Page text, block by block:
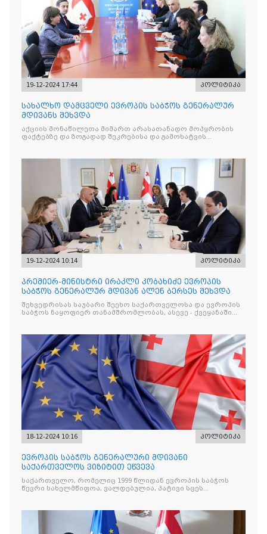
19-12-2024 17:44 პოლიტიკა
სახალხო დამცველი ევროპის საბჭოს გენერალურ
მდივანს შეხვდა
აქციის მონაწილეთა მიმართ არასათანადო მოპყრობის
ფაქტებზე და ზოგადად შეკრებისა და გამოხატვის
19-12-2024 10:14 პოლიტიკა
პრემიერ-მინისტრი ირაკლი კობახიძე ევროპის
საბჭოს გენერალურ მდივან ალენ ბერსეს შეხვდა
შეხვედრისას საუბარი შეეხო საქართველოსა და ევროპის
საბჭოს ნაყოფიერ თანამშრომლობას, ასევე - ქვეყანაში
18-12-2024 10:16 პოლიტიკა
ევროპის საბჭოს გენერალური მდივანი
საქართველოს ვიზიტით ეწვევა
საქართველო, რომელიც 1999 წლიდან ევროპის საბჭოს
წევრი სახელმწიფოა, ვალდებულია, პატივი სცეს